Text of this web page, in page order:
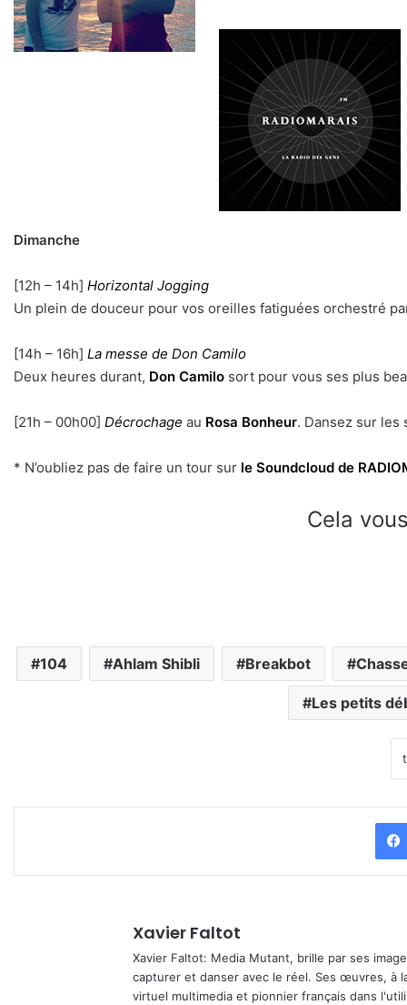
Dimanche
[12h – 14h] Horizontal Jogging
Un plein de douceur pour vos oreilles fatiguées orchestré
[14h – 16h] La messe de Don Camilo
Deux heures durant, Don Camilo sort pour vous ses plus
[21h – 00h00] Décrochage au Rosa Bonheur. Dansez sur les
* N’oubliez pas de faire un tour sur le Soundcloud de
Cela
104 Ahlam Shibli Breakbot
Les petits
Xavier Faltot
Xavier Faltot: Media Mutant, brille par ses
capturer et danser avec le réel. Ses œuvres, à
virtuel multimedia et pionnier français dans